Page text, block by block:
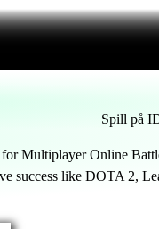
Spill på
Multiplayer Online
success like DOTA 2,